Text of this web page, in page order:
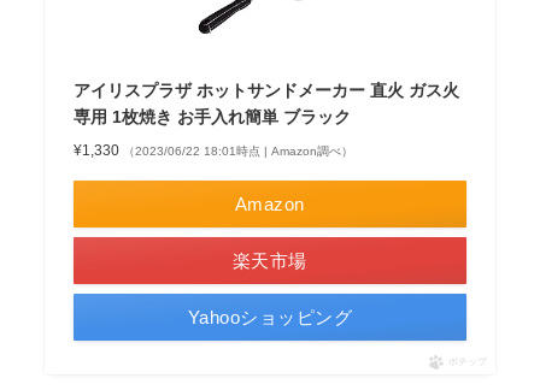
アイリスプラザ ホットサンドメーカー 直火 ガス火
専用 1枚焼き お手入れ簡単 ブラック
¥1,330 （2023/06/22 18:01時点 | Amazon調べ）
Amazon
楽天市場
Yahooショッピング
ポチップ